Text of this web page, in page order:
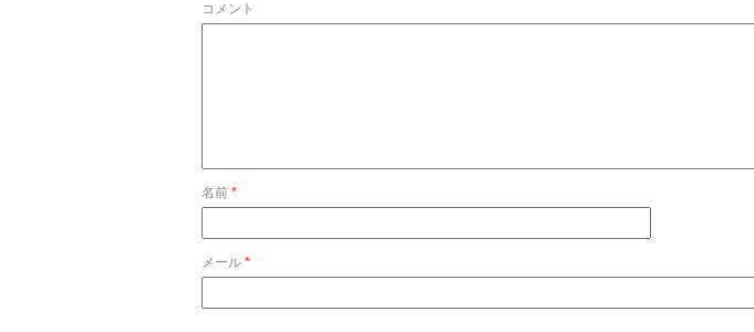
コメント
名前 *
メール *